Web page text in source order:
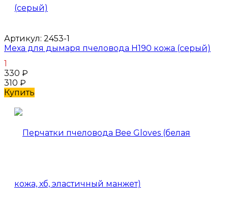
Артикул: 2453-1
Меха для дымаря пчеловода H190 кожа (серый)
1
330 ₽
310 ₽
Купить